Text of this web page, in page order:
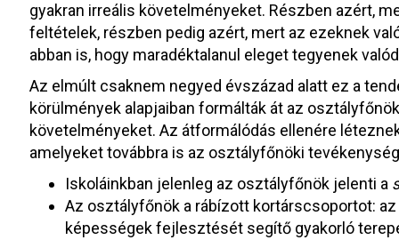
gyakran irreális követelményeket. Részben azért,
feltételek, részben pedig azért, mert az ezeknek
abban is, hogy maradéktalanul eleget tegyenek
Az elmúlt csaknem negyed évszázad alatt ez a
körülmények alapjaiban formálták át az
követelményeket. Az átformálódás ellenére
amelyeket továbbra is az osztályfőnöki
Iskoláinkban jelenleg az osztályfőnök jelenti a
Az osztályfőnök a rábízott kortárscsoportot: az
képességek fejlesztését segítő gyakorló